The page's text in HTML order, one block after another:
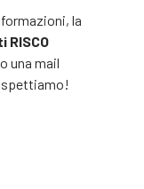
la
RISCO
una mail